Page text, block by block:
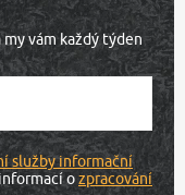
vám každý týden
služby informační
ozpracování